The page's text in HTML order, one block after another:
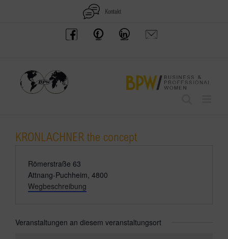
Kontakt
BPW
Austria
Offenes
Frauennetzwerk
BPW
Gruppe
Anfrage
schicken
KRONLACHNER the concept
Adresse
Römerstraße 63
Attnang-Puchheim, 4800
Wegbeschreibung
Veranstaltungen an diesem veranstaltungsort